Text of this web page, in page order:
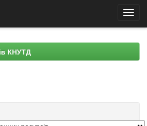
КНУТД